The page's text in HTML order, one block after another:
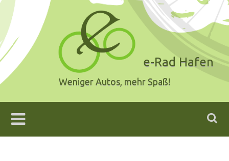
Skip
content
e-Rad Hafen
Weniger Autos, mehr Spaß!